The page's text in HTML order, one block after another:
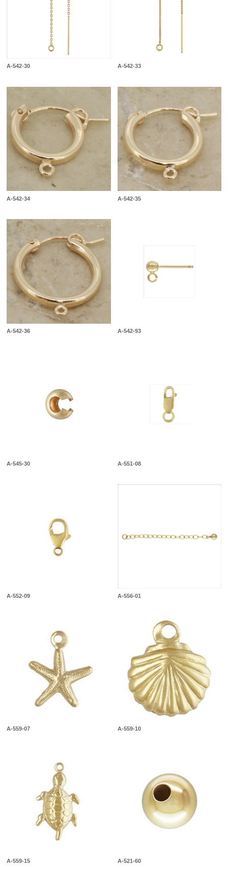
A-542-30 A-542-33
A-542-34 A-542-35
A-542-36 A-542-93
A-545-30 A-551-08
A-552-09 A-556-01
A-559-07 A-559-10
A-559-15 A-521-60